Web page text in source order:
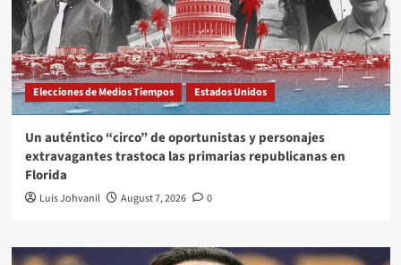
Elecciones de Medios Tiempos Estados Unidos
Un auténtico “circo” de oportunistas y personajes
extravagantes trastoca las primarias republicanas en
Florida
Luis Johvanil August 7, 2026 0